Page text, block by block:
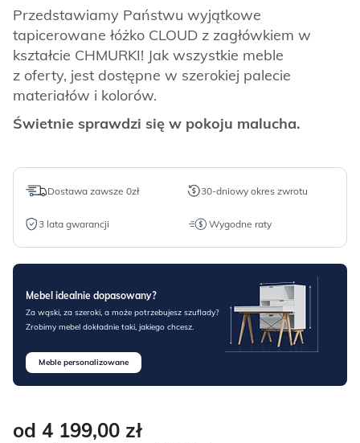
Przedstawiamy Państwu wyjątkowe
tapicerowane łóżko CLOUD z zagłówkiem w
kształcie CHMURKI! Jak wszystkie meble
z oferty, jest dostępne w szerokiej palecie
materiałów i kolorów.
Świetnie sprawdzi się w pokoju malucha.
Dostawa zawsze 0zł 30-dniowy okres zwrotu
3 lata gwarancji Wygodne raty
Mebel idealnie dopasowany?
Za wąski, za szeroki, a może potrzebujesz szuflady?
Zrobimy mebel dokładnie taki, jakiego chcesz.
Meble personalizowane
od 4 199,00 zł